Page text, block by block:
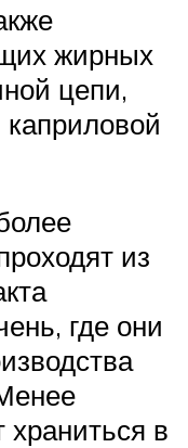
жирных
цепи,
из
где они
храниться в